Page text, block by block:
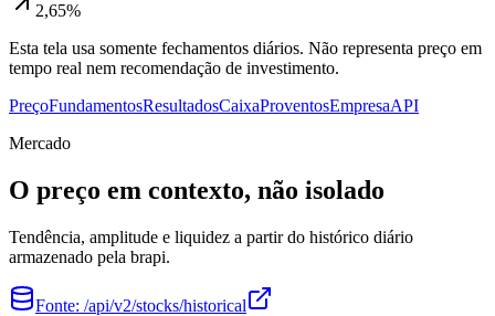
2,65%
Esta tela usa somente fechamentos diários. Não representa preço em
tempo real nem recomendação de investimento.
PreçoFundamentosResultadosCaixaProventosEmpresaAPI
Mercado
O preço em contexto, não isolado
Tendência, amplitude e liquidez a partir do histórico diário
armazenado pela brapi.
Fonte: /api/v2/stocks/historical